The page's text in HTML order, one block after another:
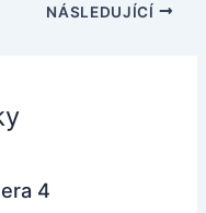
NÁSLEDUJÍCÍ
4